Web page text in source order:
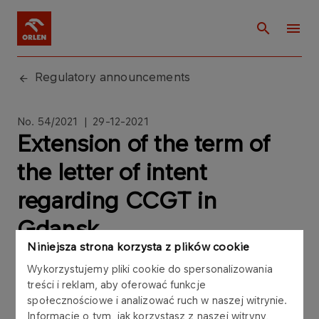
Niniejsza strona korzysta z plików cookie
Wykorzystujemy pliki cookie do spersonalizowania
treści i reklam, aby oferować funkcje
społecznościowe i analizować ruch w naszej witrynie.
Informacje o tym, jak korzystasz z naszej witryny,
Regulatory announcements
No. 54/2021 | 29-12-2021
Extension of the term of
the letter of intent
regarding CCGT in
Gdansk
PKN ORLEN S.A. (“Company”) informs that on 29